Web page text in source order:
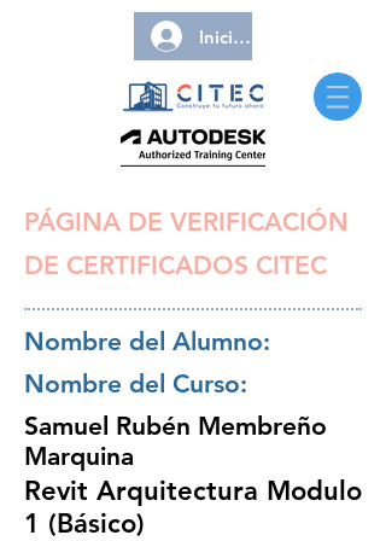
Iniciar sesión
PÁGINA DE VERIFICACIÓN
DE CERTIFICADOS CITEC
Nombre del Alumno:
Nombre del Curso:
Samuel Rubén Membreño
Marquina
Revit Arquitectura Modulo
1 (Básico)